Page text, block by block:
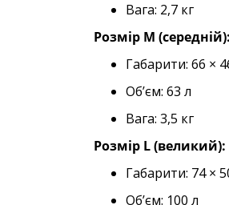
Вага: 2,7 кг
Розмір M (середній):
Габарити: 66 ×
Об’єм: 63 л
Вага: 3,5 кг
Розмір L (великий):
Габарити: 74 ×
Об’єм: 100 л